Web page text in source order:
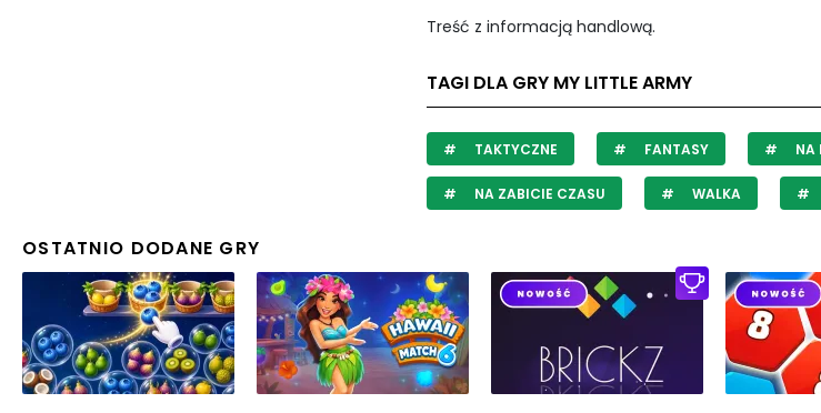
Treść z informacją handlową.
TAGI DLA GRY MY LITTLE ARMY
TAKTYCZNE FANTASY NA
NA ZABICIE CZASU WALKA
OSTATNIO DODANE GRY